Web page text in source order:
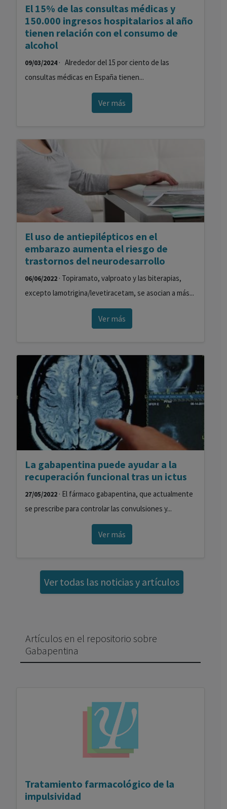
El 15% de las consultas médicas y
150.000 ingresos hospitalarios al año
tienen relación con el consumo de
alcohol
09/03/2024 · Alrededor del 15 por ciento de las
consultas médicas en España tienen...
Ver más
El uso de antiepilépticos en el
embarazo aumenta el riesgo de
trastornos del neurodesarrollo
06/06/2022 · Topiramato, valproato y las biterapias,
excepto lamotrigina/levetiracetam, se asocian a más...
Ver más
La gabapentina puede ayudar a la
recuperación funcional tras un ictus
27/05/2022 · El fármaco gabapentina, que actualmente
se prescribe para controlar las convulsiones y...
Ver más
Ver todas las noticias y artículos
Artículos en el repositorio sobre
Gabapentina
Tratamiento farmacológico de la
impulsividad